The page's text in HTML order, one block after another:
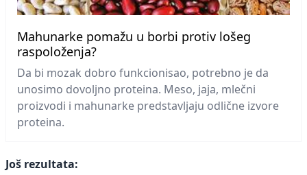
Mahunarke pomažu u borbi protiv lošeg
raspoloženja?
Da bi mozak dobro funkcionisao, potrebno je da
unosimo dovoljno proteina. Meso, jaja, mlečni
proizvodi i mahunarke predstavljaju odlične izvore
proteina.
Još rezultata: